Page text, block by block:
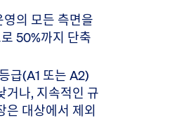
의 모든 측면을
50%까지 단축
급(A1 또는 A2)
거나, 지속적인 규
은 대상에서 제외